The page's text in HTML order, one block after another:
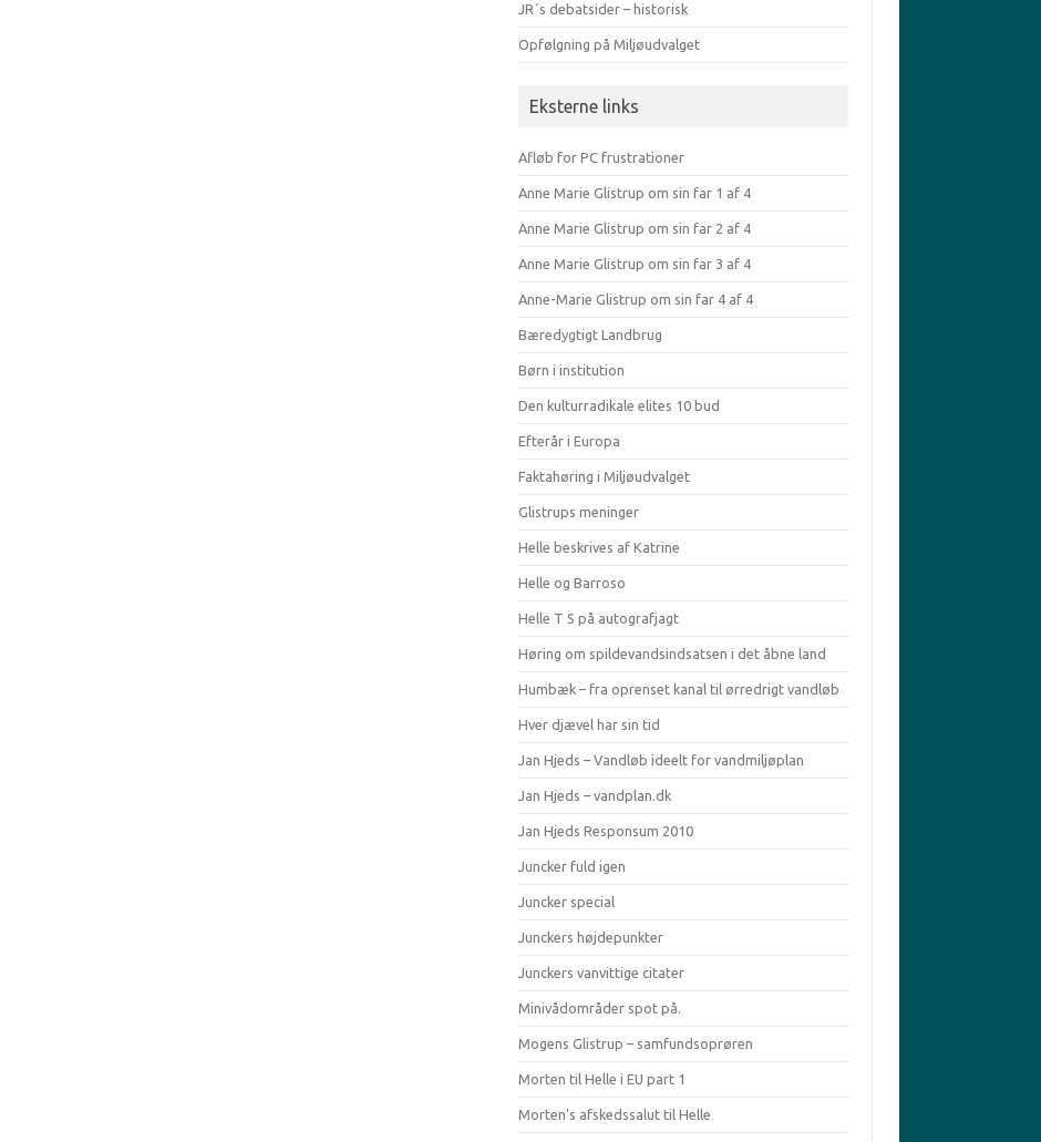
JR´s debatsider – historisk
Opfølgning på Miljøudvalget
Eksterne links
Afløb for PC frustrationer
Anne Marie Glistrup om sin far 1 af 4
Anne Marie Glistrup om sin far 2 af 4
Anne Marie Glistrup om sin far 3 af 4
Anne-Marie Glistrup om sin far 4 af 4
Bæredygtigt Landbrug
Børn i institution
Den kulturradikale elites 10 bud
Efterår i Europa
Faktahøring i Miljøudvalget
Glistrups meninger
Helle beskrives af Katrine
Helle og Barroso
Helle T S på autografjagt
Høring om spildevandsindsatsen i det åbne land
Humbæk – fra oprenset kanal til ørredrigt vandløb
Hver djævel har sin tid
Jan Hjeds – Vandløb ideelt for vandmiljøplan
Jan Hjeds – vandplan.dk
Jan Hjeds Responsum 2010
Juncker fuld igen
Juncker special
Junckers højdepunkter
Junckers vanvittige citater
Minivådområder spot på.
Mogens Glistrup – samfundsoprøren
Morten til Helle i EU part 1
Morten's afskedssalut til Helle